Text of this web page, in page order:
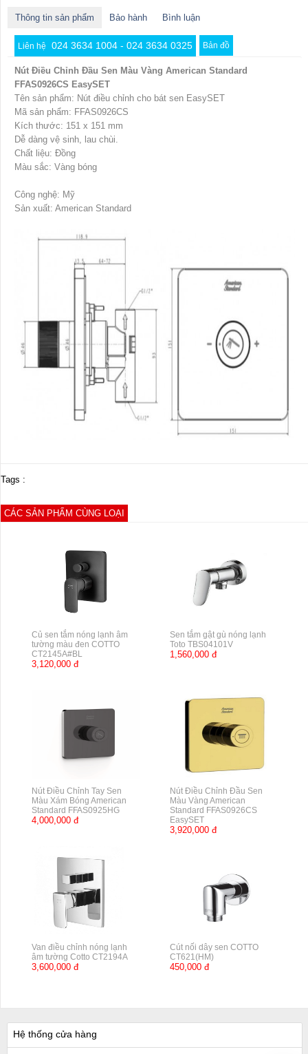
Thông tin sản phẩm Bảo hành Bình luận
Liên hệ 024 3634 1004 - 024 3634 0325 Bản đồ
Nút Điều Chỉnh Đầu Sen Màu Vàng American Standard
FFAS0926CS EasySET
Tên sản phẩm: Nút điều chỉnh cho bát sen EasySET
Mã sản phẩm: FFAS0926CS
Kích thước: 151 x 151 mm
Dễ dàng vệ sinh, lau chùi.
Chất liệu: Đồng
Màu sắc: Vàng bóng
Công nghệ: Mỹ
Sản xuất: American Standard
Tags :
CÁC SẢN PHẨM CÙNG LOẠI
Củ sen tắm nóng lạnh âm
tường màu đen COTTO
CT2145A#BL
3,120,000 đ
Sen tắm gật gù nóng lạnh
Toto TBS04101V
1,560,000 đ
Nút Điều Chỉnh Tay Sen
Màu Xám Bóng American
Standard FFAS0925HG
4,000,000 đ
Nút Điều Chỉnh Đầu Sen
Màu Vàng American
Standard FFAS0926CS
EasySET
3,920,000 đ
Van điều chỉnh nóng lạnh
âm tường Cotto CT2194A
3,600,000 đ
Cút nối dây sen COTTO
CT621(HM)
450,000 đ
Hệ thống cửa hàng